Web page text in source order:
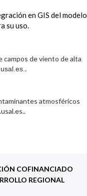
en GIS del modelo
su uso.
campos de viento de alta
.
atmosféricos
.
COFINANCIADO
REGIONAL